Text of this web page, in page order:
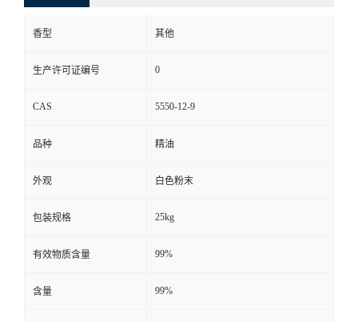
香型 其他
生产许可证编号 0
CAS 5550-12-9
品种 精油
外观 白色粉末
包装规格 25kg
有效物质含量 99%
含量 99%